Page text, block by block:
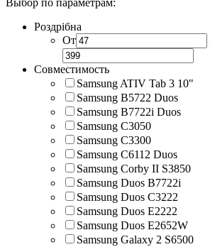
Роздрібна
От
Совместимость
Samsung ATIV Tab 3 10"
Samsung B5722 Duos
Samsung B7722i Duos
Samsung C3050
Samsung C3300
Samsung C6112 Duos
Samsung Corby II S3850
Samsung Duos B7722i
Samsung Duos C3222
Samsung Duos E2222
Samsung Duos E2652W
Samsung Galaxy 2 S6500